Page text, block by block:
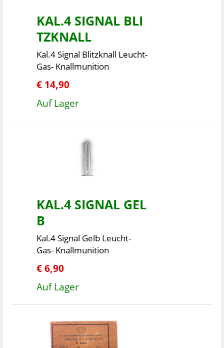
KAL.4 SIGNAL BLI
TZKNALL
Kal.4 Signal Blitzknall Leucht-
Gas- Knallmunition
€ 14,90
Auf Lager
KAL.4 SIGNAL GEL
B
Kal.4 Signal Gelb Leucht-
Gas- Knallmunition
€ 6,90
Auf Lager